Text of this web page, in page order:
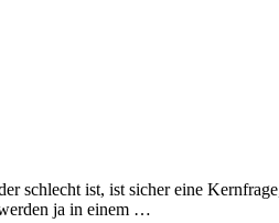
ist, ist sicher eine
ja in einem …